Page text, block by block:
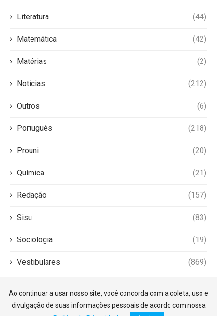
Literatura (44)
Matemática (42)
Matérias (2)
Notícias (212)
Outros (6)
Português (218)
Prouni (20)
Química (21)
Redação (157)
Sisu (83)
Sociologia (19)
Vestibulares (869)
Ao continuar a usar nosso site, você concorda com a coleta, uso e
divulgação de suas informações pessoais de acordo com nossa